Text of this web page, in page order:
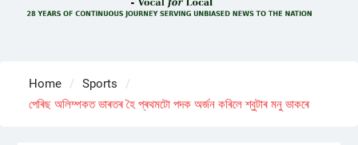
Home
Sports
পেৰিছ অলিম্পকত ভাৰতৰ হৈ প্ৰথমটো পদক অৰ্জন কৰিলে শ্বুটাৰ মনু ভাকৰে